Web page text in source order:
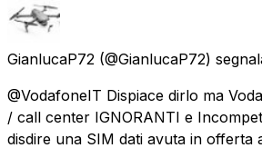
GianlucaP72 (@GianlucaP72)
@VodafoneIT Dispiace dirlo ma
/ call center IGNORANTI e
disdire una SIM dati avuta in offerta